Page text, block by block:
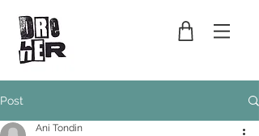
Post
Ani Tondin